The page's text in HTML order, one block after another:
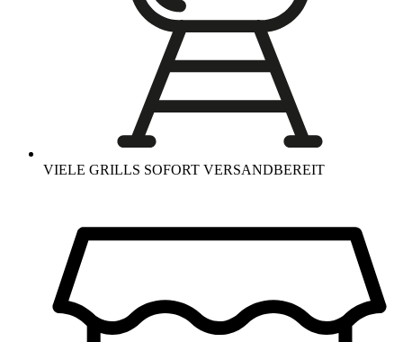
VIELE GRILLS SOFORT VERSANDBEREIT